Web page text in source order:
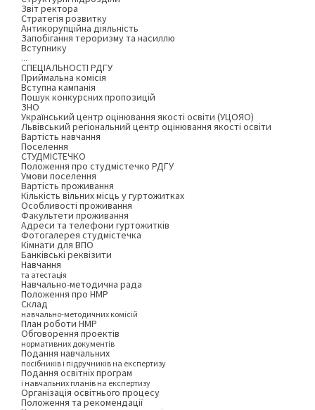
Звіт ректора
Стратегія розвитку
Антикорупційна діяльність
Запобігання тероризму та насиллю
Вступнику
...
СПЕЦІАЛЬНОСТІ РДГУ
Приймальна комісія
Вступна кампанія
Пошук конкурсних пропозицій
ЗНО
Український центр оцінювання якості освіти (УЦОЯО)
Львівський регіональний центр оцінювання якості освіти
Вартість навчання
Поселення
СТУДМІСТЕЧКО
Положення про студмістечко РДГУ
Умови поселення
Вартість проживання
Кількість вільних місць у гуртожитках
Особливості проживання
Факультети проживання
Адреси та телефони гуртожитків
Фотогалерея студмістечка
Кімнати для ВПО
Банківські реквізити
Навчання
та атестація
Навчально-методична рада
Положення про НМР
Склад
навчально-методичних комісій
План роботи НМР
Обговорення проектів
нормативних документів
Подання навчальних
посібників і підручників на експертизу
Подання освітніх програм
і навчальних планів на експертизу
Організація освітнього процесу
Положення та рекомендації